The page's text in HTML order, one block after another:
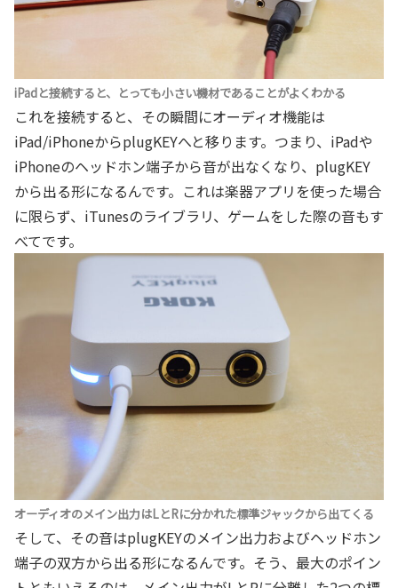
iPadと接続すると、とっても小さい機材であることがよくわかる
これを接続すると、その瞬間にオーディオ機能は
iPad/iPhoneからplugKEYへと移ります。つまり、iPadや
iPhoneのヘッドホン端子から音が出なくなり、plugKEY
から出る形になるんです。これは楽器アプリを使った場合
に限らず、iTunesのライブラリ、ゲームをした際の音もす
べてです。
オーディオのメイン出力はLとRに分かれた標準ジャックから出てくる
そして、その音はplugKEYのメイン出力およびヘッドホン
端子の双方から出る形になるんです。そう、最大のポイン